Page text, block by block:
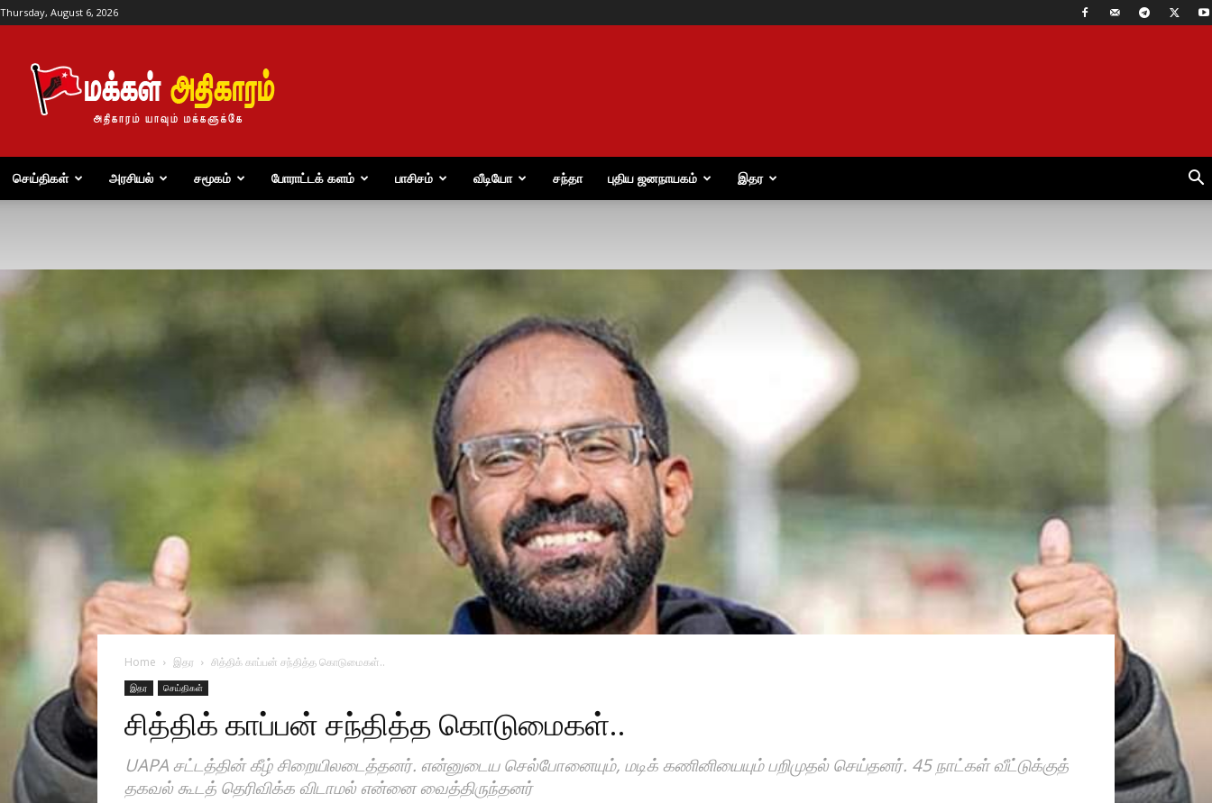
Thursday, August 6, 2026
அதிகாரம்
செய்திகள் அரசியல் சமூகம் போராட்டக் களம் பாசிசம் வீடியோ சந்தா புதிய ஜனநாயகம் இதர
Home இதர சித்திக் காப்பன் சந்தித்த கொடுமைகள்..
இதர செய்திகள்
சித்திக் காப்பன் சந்தித்த கொடுமைகள்..
UAPA சட்டத்தின் கீழ் சிறையிலடைத்தனர். என்னுடைய செல்போனையும், மடிக் கணினியையும் பறிமுதல் செய்தனர். 45 நாட்கள் வீட்டுக்குத்
தகவல் கூடத் தெரிவிக்க விடாமல் என்னை வைத்திருந்தனர்